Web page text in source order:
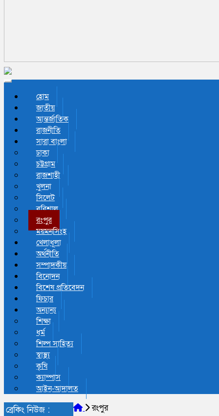
Toggle navigation
হোম
জাতীয়
আন্তর্জাতিক
রাজনীতি
সারা বাংলা
ঢাকা
চট্টগ্রাম
রাজশাহী
খুলনা
সিলেট
বরিশাল
রংপুর
ময়মনসিংহ
খেলাধূলা
অর্থনীতি
সম্পাদকীয়
বিনোদন
বিশেষ প্রতিবেদন
ফিচার
অন্যান্য
শিক্ষা
ধর্ম
শিল্প সাহিত্য
স্বাস্থ্য
কৃষি
ক্যাম্পাস
আইন-আদালত
ব্রেকিং নিউজ :
রংপুর